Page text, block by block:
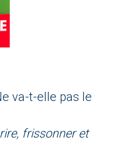
va-t-elle pas le
frissonner et